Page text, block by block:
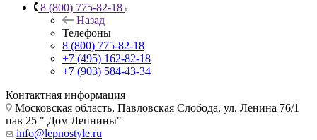
8 (800) 775-82-18
Назад
Телефоны
8 (800) 775-82-18
+7 (495) 162-82-18
+7 (903) 584-43-34
Контактная информация
Московская область, Павловская Слобода, ул. Ленина 76/1
пав 25 " Дом Лепнины"
info@lepnostyle.ru